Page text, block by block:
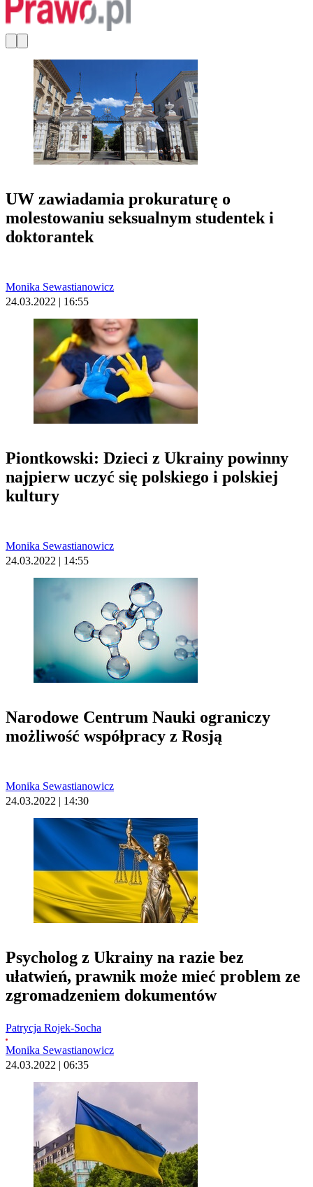
UW zawiadamia prokuraturę o
molestowaniu seksualnym studentek i
doktorantek
Monika Sewastianowicz
24.03.2022 | 16:55
Piontkowski: Dzieci z Ukrainy powinny
najpierw uczyć się polskiego i polskiej
kultury
Monika Sewastianowicz
24.03.2022 | 14:55
Narodowe Centrum Nauki ograniczy
możliwość współpracy z Rosją
Monika Sewastianowicz
24.03.2022 | 14:30
Psycholog z Ukrainy na razie bez
ułatwień, prawnik może mieć problem ze
zgromadzeniem dokumentów
Patrycja Rojek-Socha
Monika Sewastianowicz
24.03.2022 | 06:35